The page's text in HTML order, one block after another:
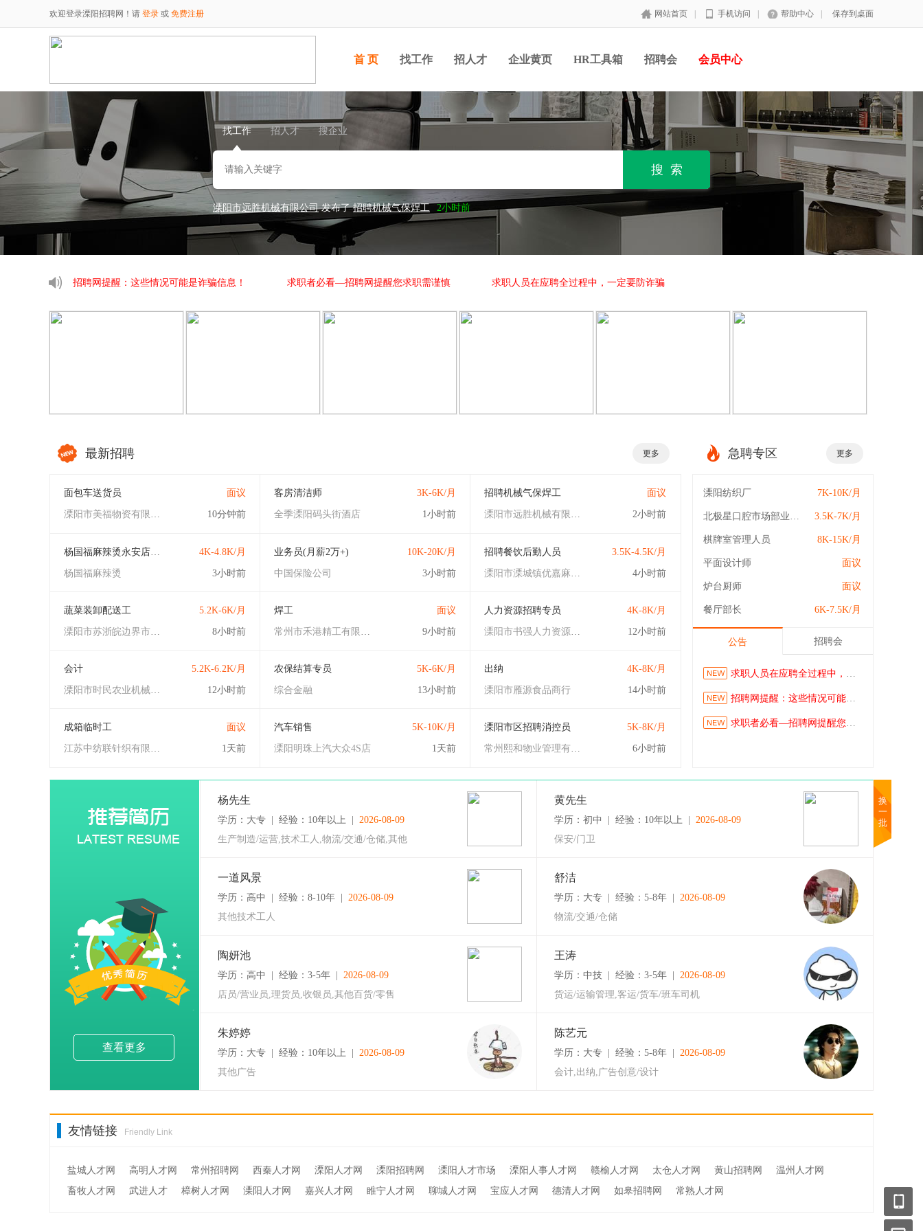
欢迎登录溧阳招聘网！请 登录 或 免费注册 网站首页 手机访问 帮助中心 保存到桌面
首 页 找工作 招人才 企业黄页 HR工具箱 招聘会 会员中心
找工作 招人才 搜企业
溧阳市远胜机械有限公司发布了招聘机械气保焊工
2小时前
江苏铭智新能源有限公司发布了 江苏时代质检，月7000以上
3小时前
杨国福麻辣烫发布了 杨国福麻辣烫永安店后厨
发布了新简历
4小时前
计女士发布了新简历
5小时前
江苏时代新能源
发布了溧阳电池企业
2天前
江苏国粮仓储工程有限公司发布了
招聘网提醒：这些情况可能是诈骗信息！ 求职者必看—招聘网提醒您求职需谨慎 求职人员在应聘全过程中，一定要防诈骗
最新招聘 更多
面包车送货员 面议
溧阳市美福物资有限公司 10分钟前
客房清洁师 3K-6K/月
全季溧阳码头街酒店 1小时前
招聘机械气保焊工 面议
溧阳市远胜机械有限公司 2小时前
杨国福麻辣烫永安店后厨 4K-4.8K/月
杨国福麻辣烫 3小时前
业务员(月薪2万+) 10K-20K/月
中国保险公司 3小时前
招聘餐饮后勤人员 3.5K-4.5K/月
溧阳市溧城镇优嘉麻辣烫店 4小时前
蔬菜装卸配送工 5.2K-6K/月
溧阳市苏浙皖边界市场加华蔬菜批发部 8小时前
焊工 面议
常州市禾港精工有限公司 9小时前
人力资源招聘专员 4K-8K/月
溧阳市书强人力资源有限公司 12小时前
会计 5.2K-6.2K/月
溧阳市时民农业机械有限公司 12小时前
农保结算专员 5K-6K/月
综合金融 13小时前
出纳 4K-8K/月
溧阳市雁源食品商行 14小时前
成箱临时工 面议
江苏中纺联针织有限公司 1天前
汽车销售 5K-10K/月
溧阳明珠上汽大众4S店 1天前
溧阳市区招聘消控员 5K-8K/月
常州熙和物业管理有限公司 6小时前
急聘专区 更多
溧阳纺织厂 7K-10K/月
北极星口腔市场部业务员 3.5K-7K/月
棋牌室管理人员 8K-15K/月
平面设计师 面议
炉台厨师 面议
餐厅部长 6K-7.5K/月
公告 招聘会
求职人员在应聘全过程中，一定要防诈骗
招聘网提醒：这些情况可能是诈骗信息！
求职者必看—招聘网提醒您求职需谨慎
换
一
批
查看更多
杨先生
学历：大专 | 经验：10年以上 | 2026-08-09
生产制造/运营,技术工人,物流/交通/仓储,其他
黄先生
学历：初中 | 经验：10年以上 | 2026-08-09
保安/门卫
一道风景
学历：高中 | 经验：8-10年 | 2026-08-09
其他技术工人
舒洁
学历：大专 | 经验：5-8年 | 2026-08-09
物流/交通/仓储
陶妍池
学历：高中 | 经验：3-5年 | 2026-08-09
店员/营业员,理货员,收银员,其他百货/零售
王涛
学历：中技 | 经验：3-5年 | 2026-08-09
货运/运输管理,客运/货车/班车司机
朱婷婷
学历：大专 | 经验：10年以上 | 2026-08-09
其他广告
陈艺元
学历：大专 | 经验：5-8年 | 2026-08-09
会计,出纳,广告创意/设计
友情链接 Friendly Link
盐城人才网 高明人才网 常州招聘网 西秦人才网 溧阳人才网 溧阳招聘网 溧阳人才市场 溧阳人事人才网 赣榆人才网 太仓人才网 黄山招聘网
温州人才网
畜牧人才网
武进人才 樟树人才网 溧阳人才网 嘉兴人才网 睢宁人才网 聊城人才网 宝应人才网 德清人才网 如皋招聘网 常熟人才网